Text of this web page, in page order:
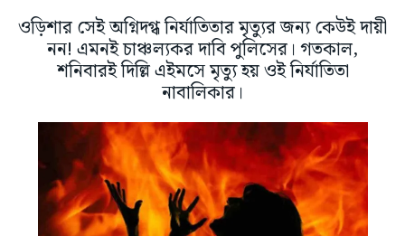
ওড়িশার সেই অগ্নিদগ্ধ নির্যাতিতার মৃত্যুর জন্য কেউই দায়ী
নন! এমনই চাঞ্চল্যকর দাবি পুলিসের। গতকাল,
শনিবারই দিল্লি এইমসে মৃত্যু হয় ওই নির্যাতিতা
নাবালিকার।